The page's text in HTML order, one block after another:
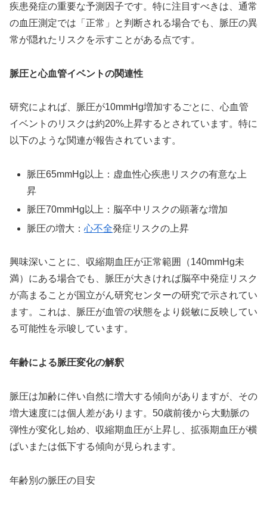
疾患発症の重要な予測因子です。特に注目すべきは、通常
の血圧測定では「正常」と判断される場合でも、脈圧の異
常が隠れたリスクを示すことがある点です。
脈圧と心血管イベントの関連性
研究によれば、脈圧が10mmHg増加するごとに、心血管
イベントのリスクは約20%上昇するとされています。特に
以下のような関連が報告されています。
脈圧65mmHg以上：虚血性心疾患リスクの有意な上
昇
脈圧70mmHg以上：脳卒中リスクの顕著な増加
脈圧の増大：心不全発症リスクの上昇
興味深いことに、収縮期血圧が正常範囲（140mmHg未
満）にある場合でも、脈圧が大きければ脳卒中発症リスク
が高まることが国立がん研究センターの研究で示されてい
ます。これは、脈圧が血管の状態をより鋭敏に反映してい
る可能性を示唆しています。
年齢による脈圧変化の解釈
脈圧は加齢に伴い自然に増大する傾向がありますが、その
増大速度には個人差があります。50歳前後から大動脈の
弾性が変化し始め、収縮期血圧が上昇し、拡張期血圧が横
ばいまたは低下する傾向が見られます。
年齢別の脈圧の目安